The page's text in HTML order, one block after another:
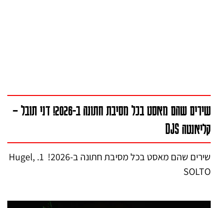
שירים שהם מאסט בכל מסיבת חתונה ב-2026! דני תובל –
קליאנטה DJS
שירים שהם מאסט בכל מסיבת חתונה ב-2026! 1. Hugel,
SOLTO